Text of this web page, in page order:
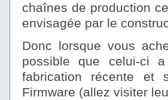
chaînes de production
envisagée par le
Donc lorsque vous
possible que celui-ci
fabrication récente et
Firmware (allez visiter